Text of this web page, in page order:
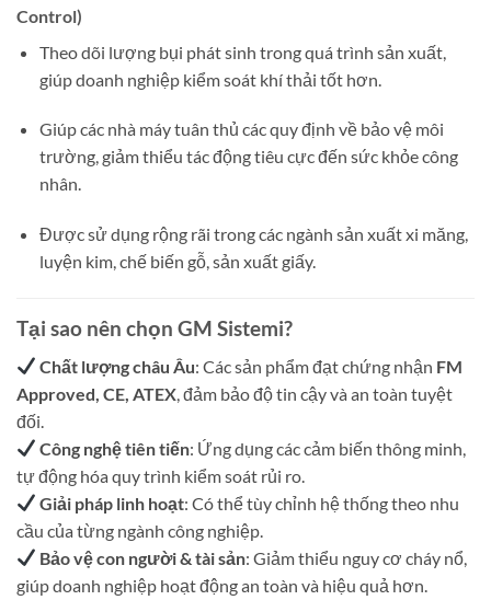
Control)
Theo dõi lượng bụi phát sinh trong quá trình sản xuất,
giúp doanh nghiệp kiểm soát khí thải tốt hơn.
Giúp các nhà máy tuân thủ các quy định về bảo vệ môi
trường, giảm thiểu tác động tiêu cực đến sức khỏe công
nhân.
Được sử dụng rộng rãi trong các ngành sản xuất xi măng,
luyện kim, chế biến gỗ, sản xuất giấy.
Tại sao nên chọn GM Sistemi?
Chất lượng châu Âu: Các sản phẩm đạt chứng nhận FM
Approved, CE, ATEX , đảm bảo độ tin cậy và an toàn tuyệt
đối.
Công nghệ tiên tiến: Ứng dụng các cảm biến thông minh,
tự động hóa quy trình kiểm soát rủi ro.
Giải pháp linh hoạt: Có thể tùy chỉnh hệ thống theo nhu
cầu của từng ngành công nghiệp.
Bảo vệ con người & tài sản: Giảm thiểu nguy cơ cháy nổ,
giúp doanh nghiệp hoạt động an toàn và hiệu quả hơn.